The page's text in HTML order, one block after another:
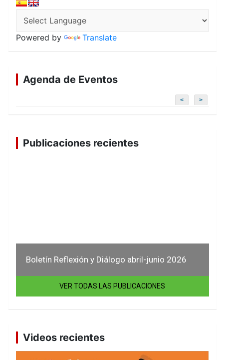
Powered by Translate
Agenda de Eventos
< >
Publicaciones recientes
Boletín Reflexión y Diálogo abril-junio 2026
VER TODAS LAS PUBLICACIONES
Videos recientes